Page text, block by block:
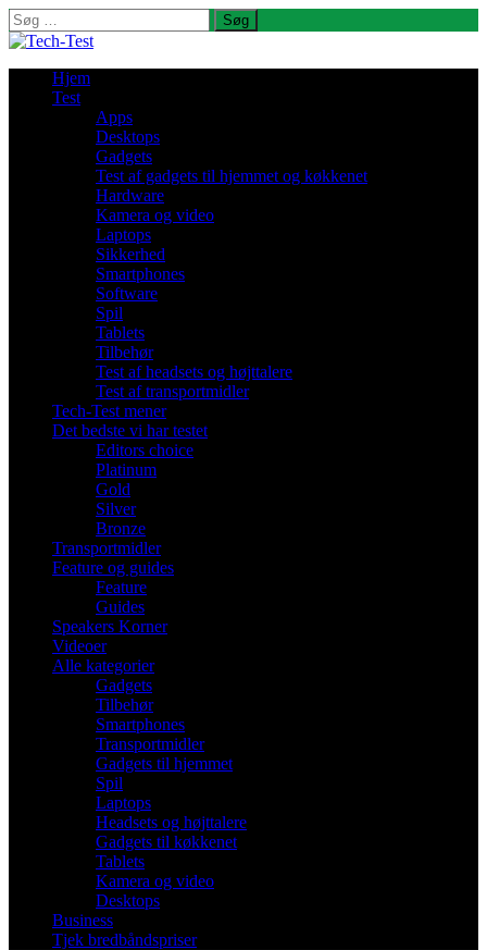
Søg
efter:
Hjem
Test
Apps
Desktops
Gadgets
Test af gadgets til hjemmet og køkkenet
Hardware
Kamera og video
Laptops
Sikkerhed
Smartphones
Software
Spil
Tablets
Tilbehør
Test af headsets og højttalere
Test af transportmidler
Tech-Test mener
Det bedste vi har testet
Editors choice
Platinum
Gold
Silver
Bronze
Transportmidler
Feature og guides
Feature
Guides
Speakers Korner
Videoer
Alle kategorier
Gadgets
Tilbehør
Smartphones
Transportmidler
Gadgets til hjemmet
Spil
Laptops
Headsets og højttalere
Gadgets til køkkenet
Tablets
Kamera og video
Desktops
Business
Tjek bredbåndspriser